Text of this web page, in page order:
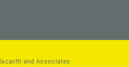
and Associates